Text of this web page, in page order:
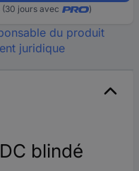
jours avec )
du produit
juridique
blindé